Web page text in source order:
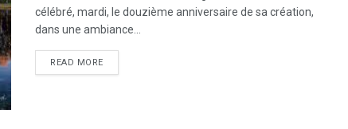
célébré, mardi, le douzième anniversaire de sa création,
dans une ambiance...
READ MORE